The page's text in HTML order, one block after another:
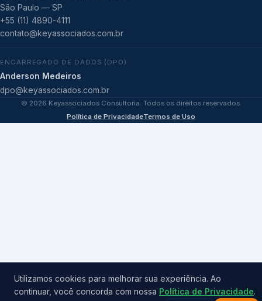
São Paulo — SP
+55 (11) 4890-4111
contato@keyassociados.com.br
ENCARREGADO DE DADOS (DPO)
Anderson Medeiros
dpo@keyassociados.com.br
© 2026 Keyassociados Consultoria. Todos os direitos reservados.
Política de PrivacidadeTermos de Uso
Utilizamos cookies para melhorar sua experiência. Ao
continuar, você concorda com nossa Política de Privacidade.